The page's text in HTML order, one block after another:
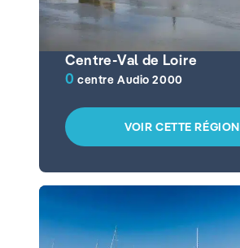
Centre-Val de Loire
0 centre Audio 2000
VOIR CETTE RÉGION